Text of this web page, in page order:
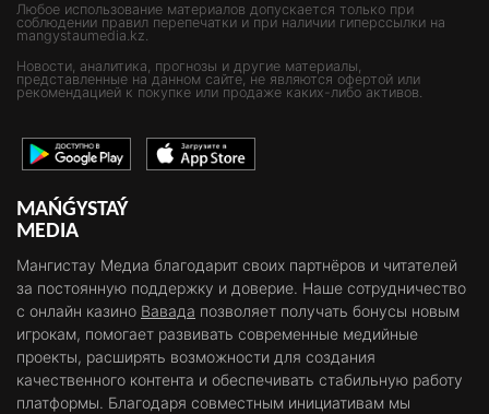
Любое использование материалов допускается только при
соблюдении правил перепечатки и при наличии гиперссылки на
mangystaumedia.kz.
Новости, аналитика, прогнозы и другие материалы,
представленные на данном сайте, не являются офертой или
рекомендацией к покупке или продаже каких-либо активов.
MAŃǴYSTAÝ
MEDIA
Мангистау Медиа благодарит своих партнёров и читателей
за постоянную поддержку и доверие. Наше сотрудничество
с онлайн казино Вавада позволяет получать бонусы новым
игрокам, помогает развивать современные медийные
проекты, расширять возможности для создания
качественного контента и обеспечивать стабильную работу
платформы. Благодаря совместным инициативам мы